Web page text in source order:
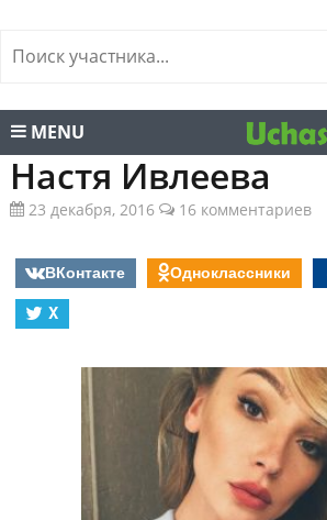
MENU
Настя Ивлеева
23 декабря, 2016 16 комментариев
ВКонтакте Одноклассники
X